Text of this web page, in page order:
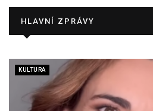
HLAVNÍ ZPRÁVY
KULTURA